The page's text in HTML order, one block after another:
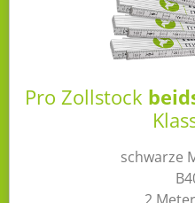
Pro Zollstock
schwarze